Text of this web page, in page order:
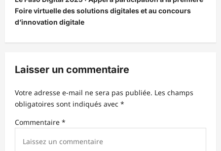
a
o
d
’
a
Foire virtuelle des solutions digitales et au concours
d’innovation digitale
Laisser un commentaire
Votre adresse e-mail ne sera pas publiée. Les champs
obligatoires sont indiqués avec *
Commentaire *